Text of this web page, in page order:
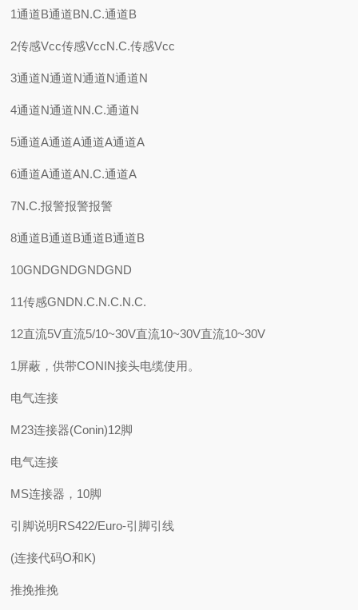
1通道B通道BN.C.通道B
2传感Vcc传感VccN.C.传感Vcc
3通道N通道N通道N通道N
4通道N通道NN.C.通道N
5通道A通道A通道A通道A
6通道A通道AN.C.通道A
7N.C.报警报警报警
8通道B通道B通道B通道B
10GNDGNDGNDGND
11传感GNDN.C.N.C.N.C.
12直流5V直流5/10~30V直流10~30V直流10~30V
1屏蔽，供带CONIN接头电缆使用。
电气连接
M23连接器(Conin)12脚
电气连接
MS连接器，10脚
引脚说明RS422/Euro-引脚引线
(连接代码O和K)
推挽推挽